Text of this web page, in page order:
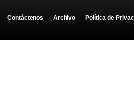
Contáctenos - Archivo - Política de